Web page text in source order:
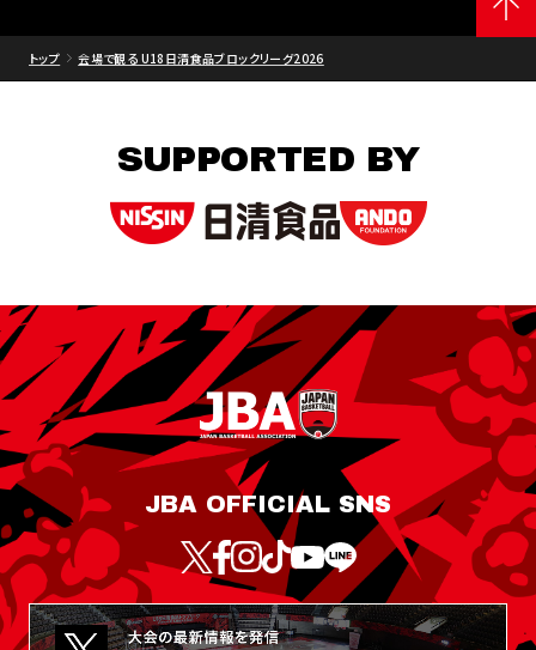
トップ 会場で観る U18日清食品ブロックリーグ2026
SUPPORTED BY
JBA OFFICIAL SNS